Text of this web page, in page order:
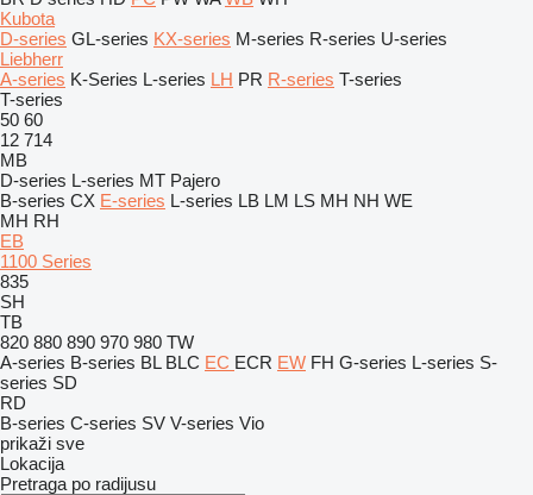
Kubota
D-series GL-series KX-series M-series R-series U-series
Liebherr
A-series K-Series L-series LH PR R-series T-series
T-series
50 60
12 714
MB
D-series L-series MT Pajero
B-series CX E-series L-series LB LM LS MH NH WE
MH RH
EB
1100 Series
835
SH
TB
820 880 890 970 980 TW
A-series B-series BL BLC EC ECR EW FH G-series L-series S-
series SD
RD
B-series C-series SV V-series Vio
prikaži sve
Lokacija
Pretraga po radijusu